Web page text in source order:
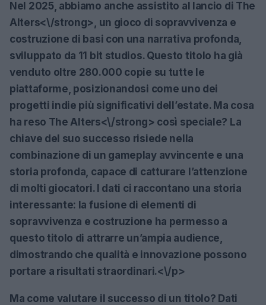
Nel 2025, abbiamo anche assistito al lancio di The
Alters<\/strong>, un gioco di sopravvivenza e
costruzione di basi con una narrativa profonda,
sviluppato da 11 bit studios. Questo titolo ha già
venduto oltre 280.000 copie su tutte le
piattaforme, posizionandosi come uno dei
progetti indie più significativi dell’estate. Ma cosa
ha reso The Alters<\/strong> così speciale? La
chiave del suo successo risiede nella
combinazione di un gameplay avvincente e una
storia profonda, capace di catturare l’attenzione
di molti giocatori. I dati ci raccontano una storia
interessante: la fusione di elementi di
sopravvivenza e costruzione ha permesso a
questo titolo di attrarre un’ampia audience,
dimostrando che qualità e innovazione possono
portare a risultati straordinari.<\/p>
Ma come valutare il successo di un titolo? Dati